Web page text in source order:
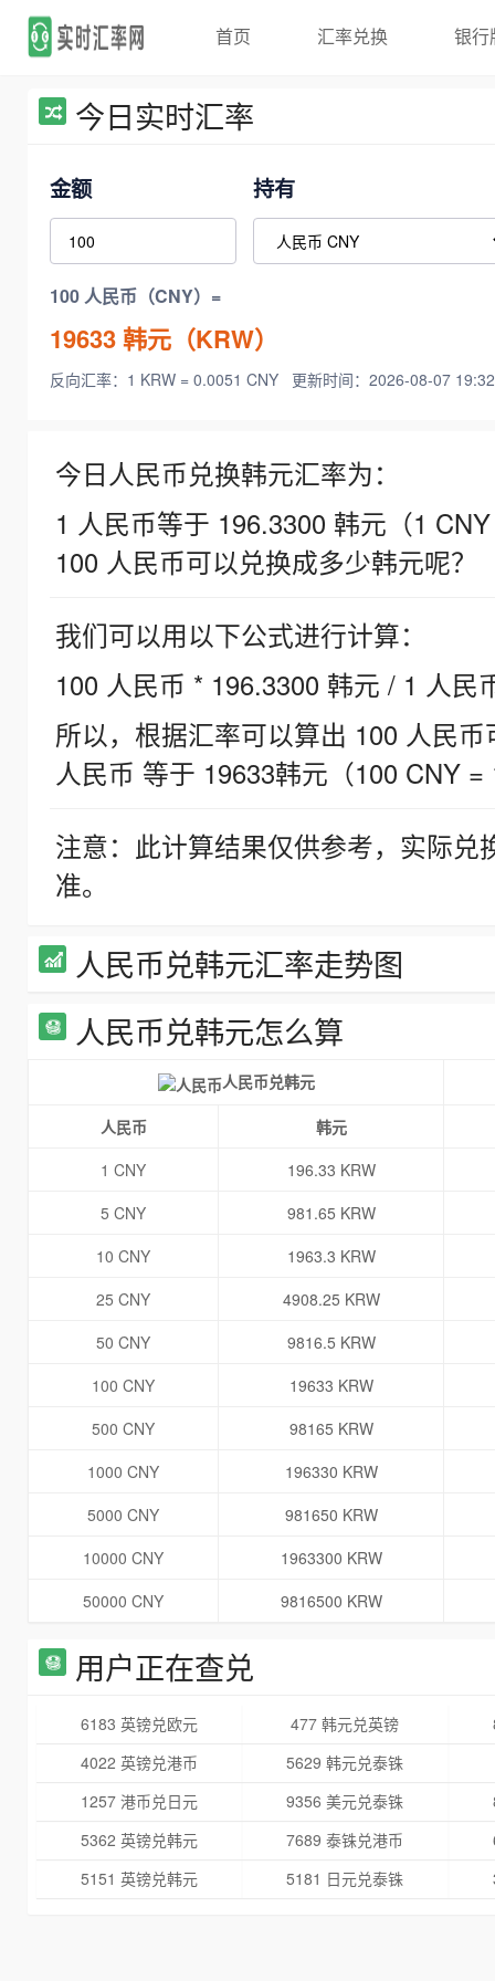
首页 汇率兑换 银行
今日实时汇率
金额 持有
100 人民币（CNY）=
19633韩元（KRW）
反向汇率：1 KRW = 0.0051 CNY 更新时间：2026-08-07
今日人民币兑换韩元汇率为：
1 人民币等于 196.3300 韩元（1
100 人民币可以兑换成多少韩元呢？
我们可以用以下公式进行计算：
100 人民币 * 196.3300 韩元 / 1 人民
所以，根据汇率可以算出 100 人民
人民币 等于 19633韩元（100 CNY =
注意：此计算结果仅供参考，实际
准。
人民币兑韩元汇率走势图
人民币兑韩元怎么算
人民币兑韩元
人民币
韩元
1 CNY
196.33 KRW
5 CNY
981.65 KRW
10 CNY
1963.3 KRW
25 CNY
4908.25 KRW
50 CNY
9816.5 KRW
100 CNY
19633 KRW
500 CNY
98165 KRW
1000 CNY
196330 KRW
5000 CNY
981650 KRW
10000 CNY
1963300 KRW
50000 CNY
9816500 KRW
用户正在查兑
6183 英镑兑欧元 477 韩元兑英镑
4022 英镑兑港币
5629 韩元兑泰铢
1257 港币兑日元
9356 美元兑泰铢
5362 英镑兑韩元
7689 泰铢兑港币
5151 英镑兑韩元
5181 日元兑泰铢